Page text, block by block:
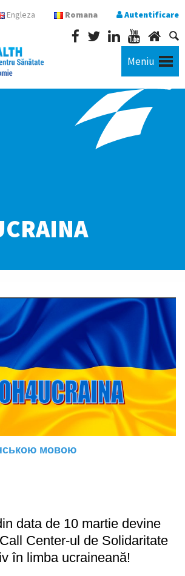
Engleza Romana Autentificare
Meniu
мовою
data de 10 martie devine
Center-ul de Solidaritate
în limba ucraineană!